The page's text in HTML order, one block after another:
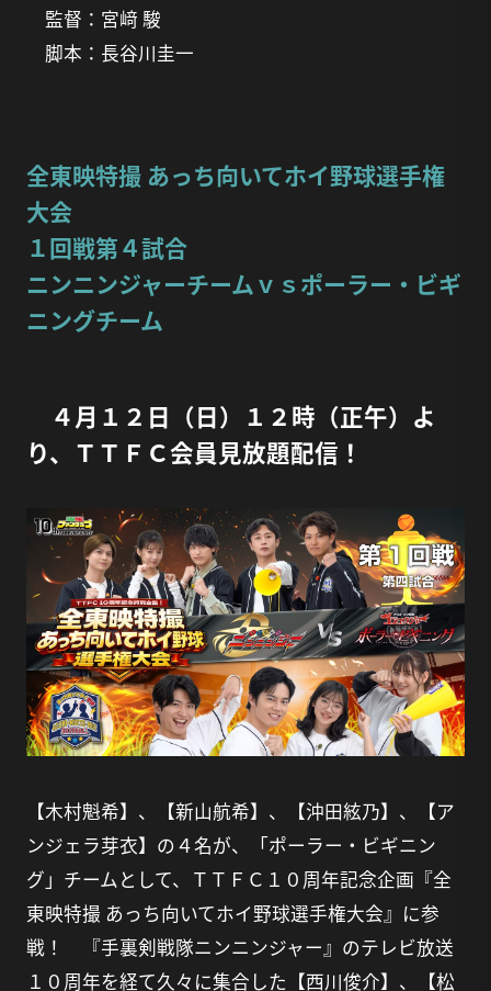
監督：宮﨑 駿
脚本：長谷川圭一
全東映特撮 あっち向いてホイ野球選手権
大会
１回戦第４試合
ニンニンジャーチームｖｓポーラー・ビギ
ニングチーム
４月１２日（日）１２時（正午）よ
り、ＴＴＦＣ会員見放題配信！
【木村魁希】、【新山航希】、【沖田絃乃】、【ア
ンジェラ芽衣】の４名が、「ポーラー・ビギニン
グ」チームとして、ＴＴＦＣ１０周年記念企画『全
東映特撮 あっち向いてホイ野球選手権大会』に参
戦！ 『手裏剣戦隊ニンニンジャー』のテレビ放送
１０周年を経て久々に集合した【西川俊介】、【松